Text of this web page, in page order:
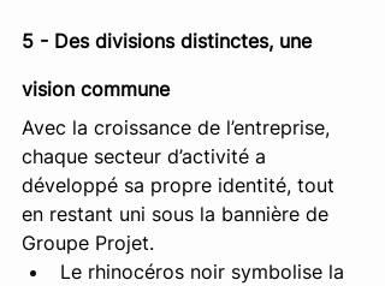
5 - Des divisions distinctes, une
vision commune
Avec la croissance de l’entreprise,
chaque secteur d’activité a
développé sa propre identité, tout
en restant uni sous la bannière de
Groupe Projet.
Le rhinocéros noir symbolise la